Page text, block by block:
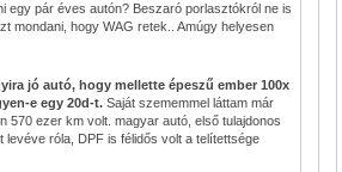
egy pár éves autón? Beszaró porlasztókról ne is
mondani, hogy WAG retek.. Amúgy helyesen
jó autó, hogy mellette épeszű ember 100x
e egy 20d-t. Saját szememmel láttam már
570 ezer km volt. magyar autó, első tulajdonos
róla, DPF is félidős volt a telítettsége